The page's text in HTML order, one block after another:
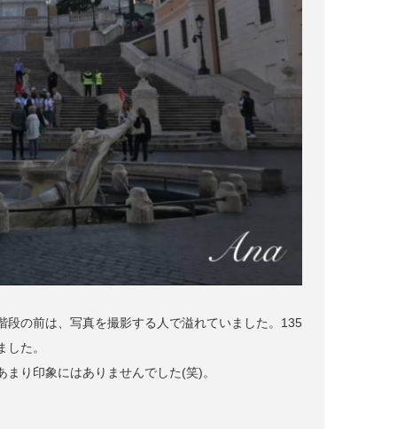
の前は、写真を撮影する人で溢れていました。135
た。
り印象にはありませんでした(笑)。